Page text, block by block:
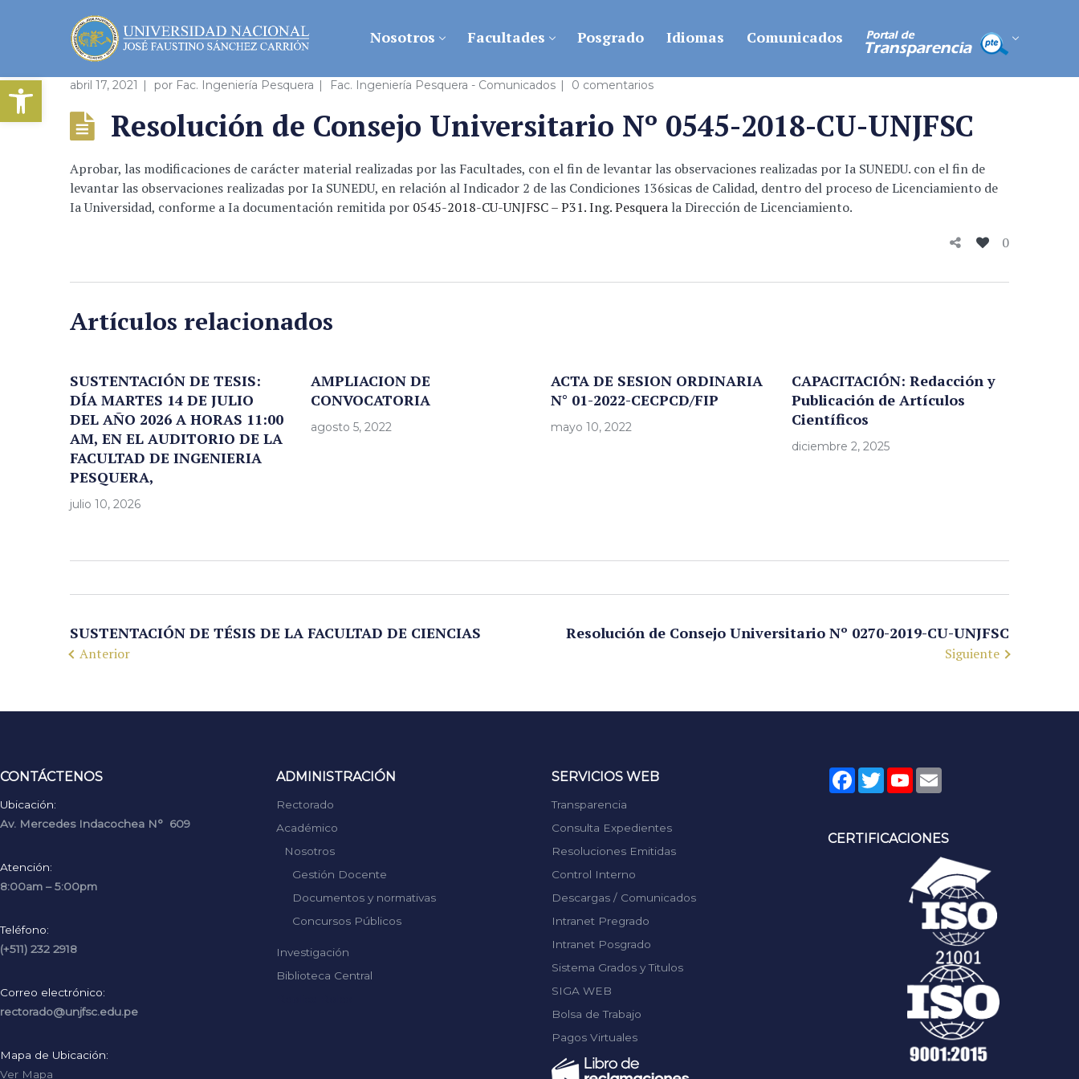
Abrir barra de herramientas
Nosotros Facultades Posgrado Idiomas Comunicados
abril 17, 2021 por Fac. Ingeniería Pesquera Fac. Ingeniería Pesquera - Comunicados 0 comentarios
Resolución de Consejo Universitario Nº 0545-2018-CU-UNJFSC
Aprobar, las modificaciones de carácter material realizadas por las Facultades, con el fin de levantar las observaciones realizadas por Ia SUNEDU. con el fin de
levantar las observaciones realizadas por Ia SUNEDU, en relación al Indicador 2 de las Condiciones 136sicas de Calidad, dentro del proceso de Licenciamiento de
Ia Universidad, conforme a Ia documentación remitida por 0545-2018-CU-UNJFSC – P31. Ing. Pesquera la Dirección de Licenciamiento.
0
Artículos relacionados
SUSTENTACIÓN DE TESIS:
DÍA MARTES 14 DE JULIO
DEL AÑO 2026 A HORAS 11:00
AM, EN EL AUDITORIO DE LA
FACULTAD DE INGENIERIA
PESQUERA,
julio 10, 2026
AMPLIACION DE
CONVOCATORIA
agosto 5, 2022
ACTA DE SESION ORDINARIA
N° 01-2022-CECPCD/FIP
mayo 10, 2022
CAPACITACIÓN: Redacción y
Publicación de Artículos
Científicos
diciembre 2, 2025
SUSTENTACIÓN DE TÉSIS DE LA FACULTAD DE CIENCIAS
Anterior
Resolución de Consejo Universitario Nº 0270-2019-CU-UNJFSC
Siguiente
CONTÁCTENOS
Ubicación:
Av. Mercedes Indacochea N° 609
Atención:
8:00am – 5:00pm
Teléfono:
(+511) 232 2918
Correo electrónico:
rectorado@unjfsc.edu.pe
Mapa de Ubicación:
Ver Mapa
ADMINISTRACIÓN
Rectorado
Académico
Nosotros
Gestión Docente
Documentos y normativas
Concursos Públicos
Investigación
Biblioteca Central
SERVICIOS WEB
Transparencia
Consulta Expedientes
Resoluciones Emitidas
Control Interno
Descargas / Comunicados
Intranet Pregrado
Intranet Posgrado
Sistema Grados y Titulos
SIGA WEB
Bolsa de Trabajo
Pagos Virtuales
Facebook
TwitterYouTubeEmail
CERTIFICACIONES